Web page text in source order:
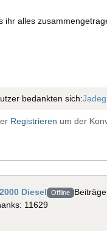
ihr alles
bedankten sich:
Registrieren um der
Diesel Offline
11629